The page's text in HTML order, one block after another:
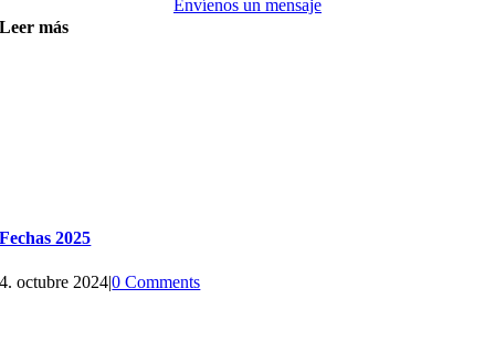
Envíenos un mensaje
Leer más
Fechas 2025
4. octubre 2024|0 Comments